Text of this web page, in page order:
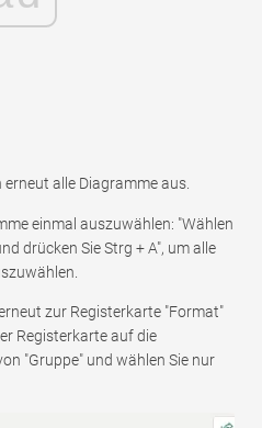
erneut alle Diagramme aus.
einmal auszuwählen: "Wählen
drücken Sie Strg + A", um alle
zur Registerkarte "Format"
Registerkarte auf die
"Gruppe" und wählen Sie nur